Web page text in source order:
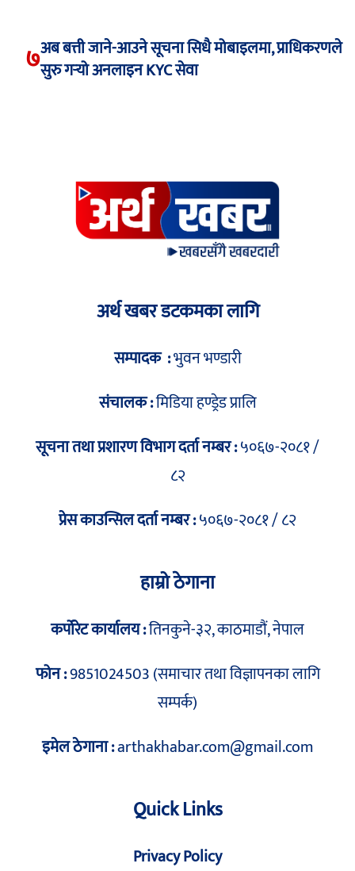
७अब बत्ती जाने-आउने सूचना सिधै मोबाइलमा, प्राधिकरणले
सुरु गर्‍यो अनलाइन KYC सेवा
अर्थ खबर डटकमका लागि
सम्पादक :भुवन भण्डारी
संचालक :मिडिया हण्ड्रेड प्रालि
सूचना तथा प्रशारण विभाग दर्ता नम्बर :५०६७-२०८१ /
८२
प्रेस काउन्सिल दर्ता नम्बर :५०६७-२०८१ / ८२
हाम्रो ठेगाना
कर्पोरेट कार्यालय :तिनकुने-३२, काठमाडौं, नेपाल
फोन :9851024503 (समाचार तथा विज्ञापनका लागि
सम्पर्क)
इमेल ठेगाना :arthakhabar.com@gmail.com
Quick Links
Privacy Policy